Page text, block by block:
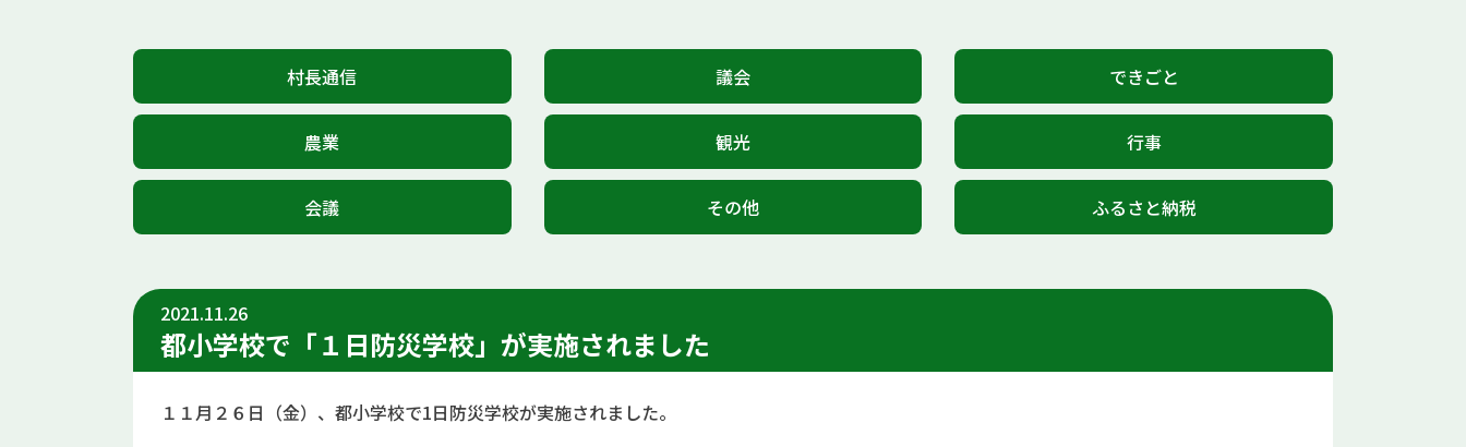
村長通信 議会 できごと
農業 観光 行事
会議 その他 ふるさと納税
2021.11.26
都小学校で「１日防災学校」が実施されました
１１月２６日（金）、都小学校で1日防災学校が実施されました。